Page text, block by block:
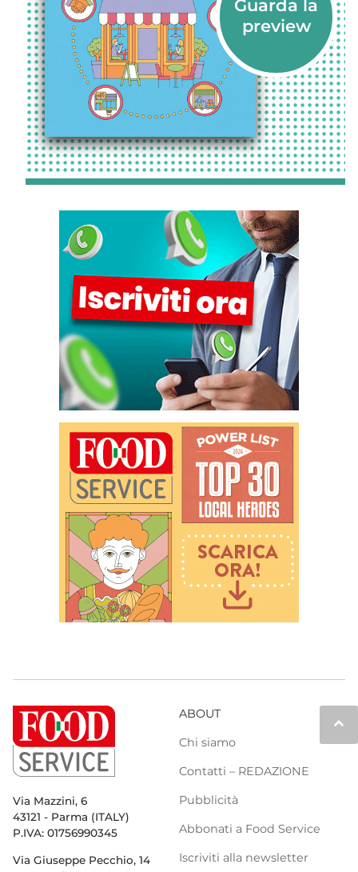
keyboard_arrow_up
Via Mazzini, 6
43121 - Parma (ITALY)
P.IVA: 01756990345
Via Giuseppe Pecchio, 14
ABOUT
Chi siamo
Contatti – REDAZIONE
Pubblicità
Abbonati a Food Service
Iscriviti alla newsletter